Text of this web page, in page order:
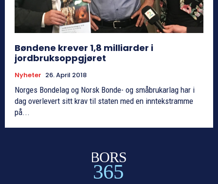
Bøndene krever 1,8 milliarder i
jordbruksoppgjøret
Nyheter 26. April 2018
Norges Bondelag og Norsk Bonde- og småbrukarlag har i
dag overlevert sitt krav til staten med en inntekstramme
på...
BORS
365